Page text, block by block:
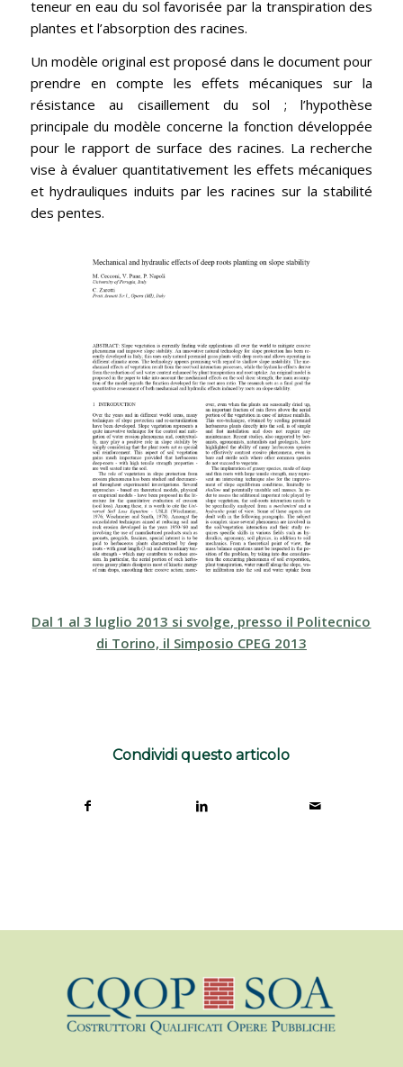
teneur en eau du sol favorisée par la transpiration des
plantes et l’absorption des racines.
Un modèle original est proposé dans le document pour
prendre en compte les effets mécaniques sur la
résistance au cisaillement du sol ; l’hypothèse
principale du modèle concerne la fonction développée
pour le rapport de surface des racines. La recherche
vise à évaluer quantitativement les effets mécaniques
et hydrauliques induits par les racines sur la stabilité
des pentes.
Dal 1 al 3 luglio 2013 si svolge, presso il Politecnico
di Torino, il Simposio CPEG 2013
Condividi questo articolo